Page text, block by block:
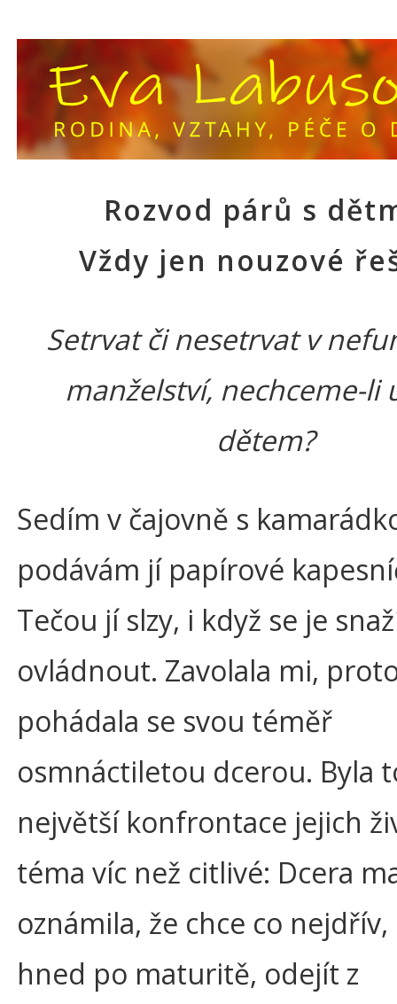
Rozvod párů s
Vždy jen nouzové
Setrvat či nesetrvat v
manželství, nechceme-li
dětem?
Sedím v čajovně s
podávám jí papírové
Tečou jí slzy, i když se je
ovládnout. Zavolala mi,
pohádala se svou téměř
osmnáctiletou dcerou. Byla
největší konfrontace jejich
téma víc než citlivé: Dcera
oznámila, že chce co
hned po maturitě, odejít z